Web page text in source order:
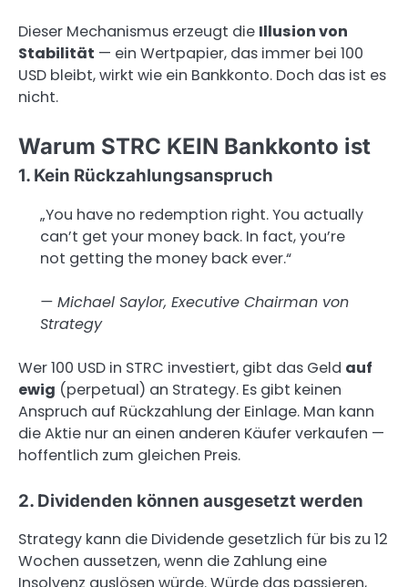
Dieser Mechanismus erzeugt die Illusion von
Stabilität — ein Wertpapier, das immer bei 100
USD bleibt, wirkt wie ein Bankkonto. Doch das ist es
nicht.
Warum STRC KEIN Bankkonto ist
1. Kein Rückzahlungsanspruch
„You have no redemption right. You actually
can’t get your money back. In fact, you’re
not getting the money back ever.“
— Michael Saylor, Executive Chairman von
Strategy
Wer 100 USD in STRC investiert, gibt das Geld auf
ewig (perpetual) an Strategy. Es gibt keinen
Anspruch auf Rückzahlung der Einlage. Man kann
die Aktie nur an einen anderen Käufer verkaufen —
hoffentlich zum gleichen Preis.
2. Dividenden können ausgesetzt werden
Strategy kann die Dividende gesetzlich für bis zu 12
Wochen aussetzen, wenn die Zahlung eine